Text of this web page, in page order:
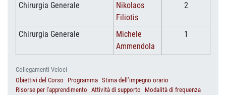
Chirurgia Generale
Nikolaos
Filiotis
2
Chirurgia Generale
Michele
Ammendola
1
Collegamenti Veloci
Obiettivi del Corso
Programma Stima dell’impegno orario
Risorse per l'apprendimento Attività di supporto
Modalità di frequenza